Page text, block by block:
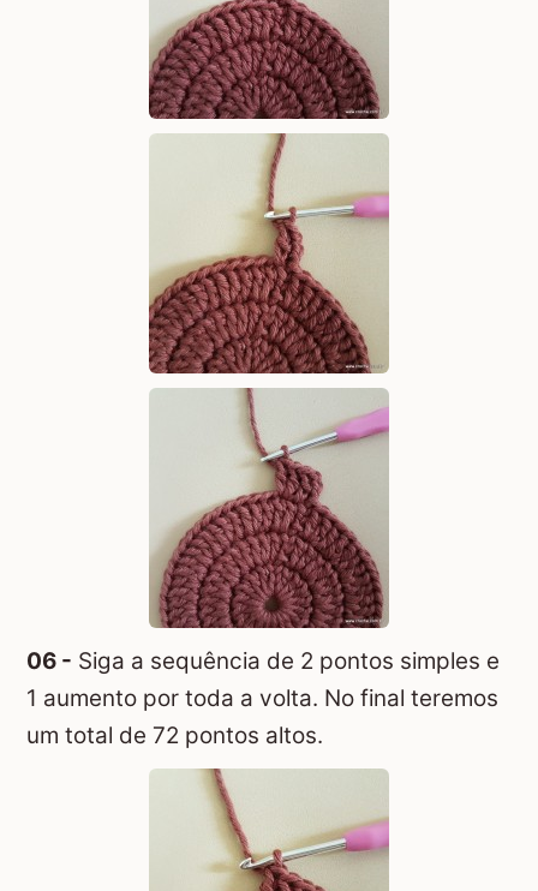
06 - Siga a sequência de 2 pontos simples e
1 aumento por toda a volta. No final teremos
um total de 72 pontos altos.